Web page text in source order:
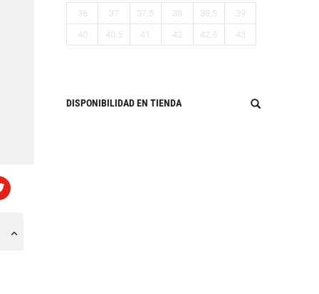
36
37 37,5 38 38,5
39
40
40,5 41 42 42,5 43
DISPONIBILIDAD EN TIENDA